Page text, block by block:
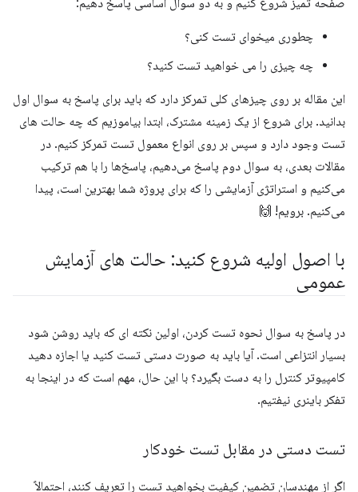
صفحه تمیز شروع کنیم و به دو سوال اساسی پاسخ دهیم:
چطوری میخوای تست کنی؟
چه چیزی را می خواهید تست کنید؟
این مقاله بر روی چیزهای کلی تمرکز دارد که باید برای پاسخ به سوال اول
بدانید. برای شروع از یک زمینه مشترک، ابتدا بیاموزیم که چه حالت های
تست وجود دارد و سپس بر روی انواع معمول تست تمرکز کنیم. در
مقالات بعدی، به سوال دوم پاسخ می‌دهیم، پاسخ‌ها را با هم ترکیب
می‌کنیم و استراتژی آزمایشی را که برای پروژه شما بهترین است، پیدا
می‌کنیم. برویم! 🙌
با اصول اولیه شروع کنید: حالت های آزمایش
عمومی
در پاسخ به سوال نحوه تست کردن، اولین نکته ای که باید روشن شود
بسیار انتزاعی است. آیا باید به صورت دستی تست کنید یا اجازه دهید
کامپیوتر کنترل را به دست بگیرد؟ با این حال، مهم است که در اینجا به
تفکر باینری نیفتیم.
تست دستی در مقابل تست خودکار
اگر از مهندسان تضمین کیفیت بخواهید تست را تعریف کنند، احتمالاً